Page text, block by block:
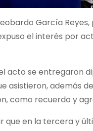
García
el interés por
acto se entregaron
asistieron, además
como recuerdo y
que en la tercera y